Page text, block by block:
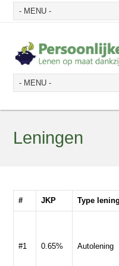
Leningen
# JKP Type lening
#1 0.65% Autolening